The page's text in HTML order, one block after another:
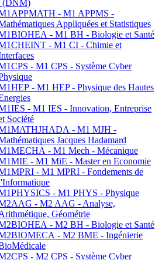
(DNM)
- M1 APPMS -
Appliquées et Statistiques
- M1 BH - Biologie et Santé
- M1 CI - Chimie et
- M1 CPS - Système Cyber
- M1 HEP - Physique des Hautes
- M1 IES - Innovation, Entreprise
Société
- M1 MJH -
Jacques Hadamard
- M1 Mech - Mécanique
- M1 MiE - Master en Economie
- M1 MPRI - Fondements de
- M1 PHYS - Physique
- M2 AAG - Analyse,
Géométrie
- M2 BH - Biologie et Santé
- M2 BME - Ingénierie
- M2 CPS - Système Cyber